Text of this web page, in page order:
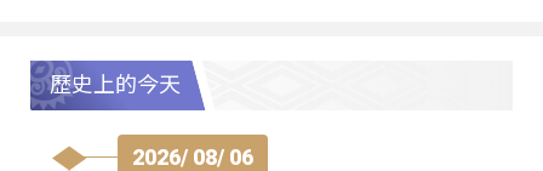
歷史上的今天
2026/ 08/ 06